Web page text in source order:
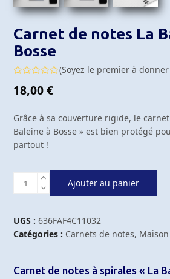
Carnet de notes La
Bosse
0
(Soyez le premier à
18,00€
Grâce à sa couverture rigide, le
Baleine à Bosse » est bien protégé
partout !
quantité
de
de
notes
à
Ajouter au panier
UGS : 636FAF4C11032
Catégories : Carnets de notes,
Carnet de notes à spirales « La